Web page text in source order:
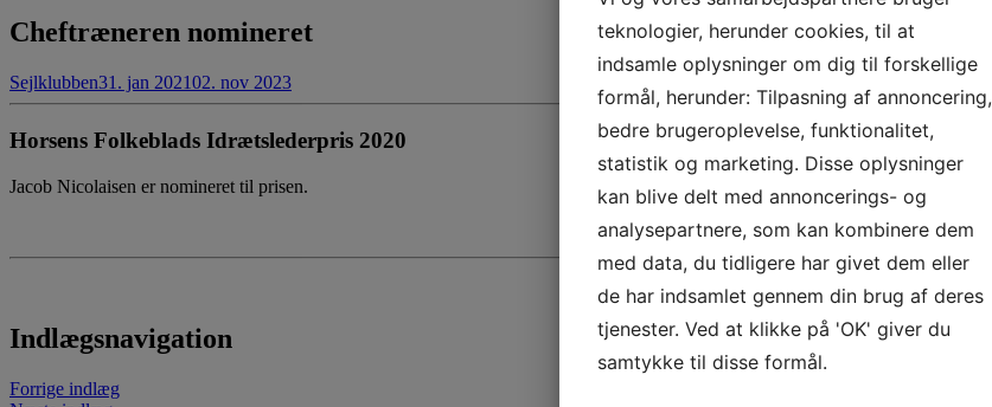
Cheftræneren nomineret
Sejlklubben31. jan 202102. nov 2023
Horsens Folkeblads Idrætslederpris 2020
Jacob Nicolaisen er nomineret til prisen.
Indlægsnavigation
Forrige indlæg
teknologier, herunder cookies, til at
indsamle oplysninger om dig til forskellige
formål, herunder: Tilpasning af annoncering,
bedre brugeroplevelse, funktionalitet,
statistik og marketing. Disse oplysninger
kan blive delt med annoncerings- og
analysepartnere, som kan kombinere dem
med data, du tidligere har givet dem eller
de har indsamlet gennem din brug af deres
tjenester. Ved at klikke på 'OK' giver du
samtykke til disse formål.